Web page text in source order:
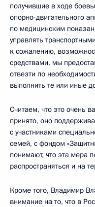
получившие в ходе
опорно-двигательного
по медицинским
управлять
к сожалению,
средствами, мы
отвезти по
выполнить те или иные
Считаем, что это очень
принято, оно
с участниками
семей, с фондом
понимают, что эта мера
распространяться и на
Кроме того, Владимир
внимание на то, что в